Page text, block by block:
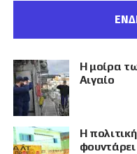
Η μοίρα
Αιγαίο
Η